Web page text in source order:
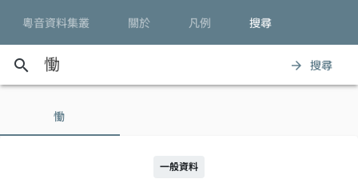
粵音資料集叢 關於 凡例 搜尋
search arrow_forward 搜尋
慟
一般資料